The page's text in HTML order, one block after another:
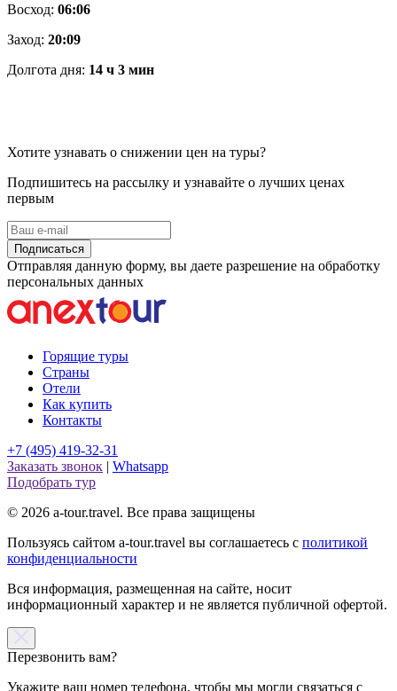
Восход: 06:06
Заход: 20:09
Долгота дня: 14 ч 3 мин
Хотите узнавать о снижении цен на туры?
Подпишитесь на рассылку и узнавайте о лучших ценах
первым
Подписаться
Отправляя данную форму, вы даете разрешение на обработку
персональных данных
Горящие туры
Страны
Отели
Как купить
Контакты
+7 (495) 419-32-31
Заказать звонок | Whatsapp
Подобрать тур
© 2026 a-tour.travel. Все права защищены
Пользуясь сайтом a-tour.travel вы соглашаетесь с политикой
конфиденциальности
Вся информация, размещенная на сайте, носит
информационный характер и не является публичной офертой.
Перезвонить вам?
Укажите ваш номер телефона, чтобы мы могли связаться с